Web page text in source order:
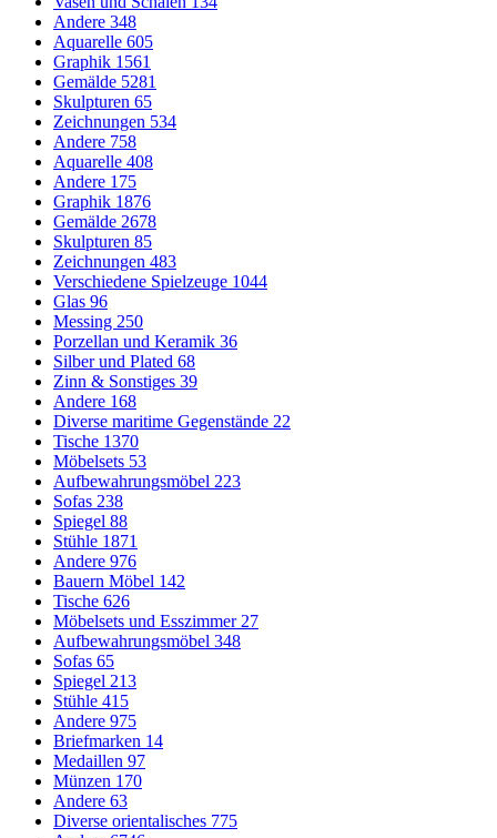
Andere 348
Aquarelle 605
Graphik 1561
Gemälde 5281
Skulpturen 65
Zeichnungen 534
Andere 758
Aquarelle 408
Andere 175
Graphik 1876
Gemälde 2678
Skulpturen 85
Zeichnungen 483
Verschiedene Spielzeuge 1044
Glas 96
Messing 250
Porzellan und Keramik 36
Silber und Plated 68
Zinn & Sonstiges 39
Andere 168
Diverse maritime Gegenstände 22
Tische 1370
Möbelsets 53
Aufbewahrungsmöbel 223
Sofas 238
Spiegel 88
Stühle 1871
Andere 976
Bauern Möbel 142
Tische 626
Möbelsets und Esszimmer 27
Aufbewahrungsmöbel 348
Sofas 65
Spiegel 213
Stühle 415
Andere 975
Briefmarken 14
Medaillen 97
Münzen 170
Andere 63
Diverse orientalisches 775